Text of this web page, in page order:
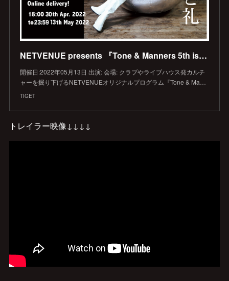
NETVENUE presents 『Tone & Manners 5th issue “キノコホテル”』
開催日:2022年05月13日 出演: 会場: クラブやライブハウス発カルチ
ャーを掘り下げるNETVENUEオリジナルプログラム『Tone & Ma…
TIGET
トレイラー映像↓↓↓↓